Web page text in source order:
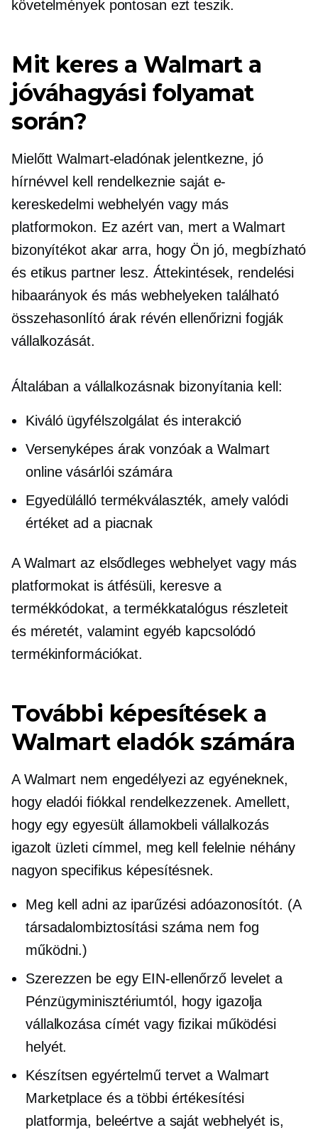
követelmények pontosan ezt teszik.
Mit keres a Walmart a
jóváhagyási folyamat
során?
Mielőtt Walmart-eladónak jelentkezne, jó
hírnévvel kell rendelkeznie saját e-
kereskedelmi webhelyén vagy más
platformokon. Ez azért van, mert a Walmart
bizonyítékot akar arra, hogy Ön jó, megbízható
és etikus partner lesz. Áttekintések, rendelési
hibaarányok és más webhelyeken található
összehasonlító árak révén ellenőrizni fogják
vállalkozását.
Általában a vállalkozásnak bizonyítania kell:
Kiváló ügyfélszolgálat és interakció
Versenyképes árak vonzóak a Walmart
online vásárlói számára
Egyedülálló termékválaszték, amely valódi
értéket ad a piacnak
A Walmart az elsődleges webhelyet vagy más
platformokat is átfésüli, keresve a
termékkódokat, a termékkatalógus részleteit
és méretét, valamint egyéb kapcsolódó
termékinformációkat.
További képesítések a
Walmart eladók számára
A Walmart nem engedélyezi az egyéneknek,
hogy eladói fiókkal rendelkezzenek. Amellett,
hogy egy egyesült államokbeli vállalkozás
igazolt üzleti címmel, meg kell felelnie néhány
nagyon specifikus képesítésnek.
Meg kell adni az iparűzési adóazonosítót. (A
társadalombiztosítási száma nem fog
működni.)
Szerezzen be egy EIN-ellenőrző levelet a
Pénzügyminisztériumtól, hogy igazolja
vállalkozása címét vagy fizikai működési
helyét.
Készítsen egyértelmű tervet a Walmart
Marketplace és a többi értékesítési
platformja, beleértve a saját webhelyét is,